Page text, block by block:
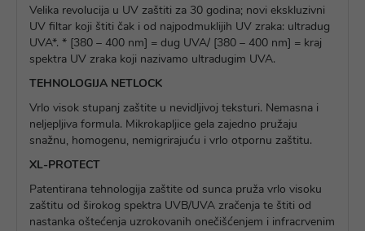
Velika revolucija u UV zaštiti za 30 godina; novi ekskluzivni
UV filtar koji štiti čak i od najpodmuklijih UV zraka: ultradug
UVA*. * [380 – 400 nm] = dug UVA/ [380 – 400 nm] = kraj
spektra UV zraka koji nazivamo ultradugim UVA.
TEHNOLOGIJA NETLOCK
Vrlo visok stupanj zaštite u nevidljivoj teksturi. Nemasna i
neljepljiva formula. Mikrokapljice gela zajedno pružaju
snažnu, homogenu, nemigrirajuću i vrlo otpornu zaštitu.
XL-PROTECT
Patentirana tehnologija zaštite od sunca pruža vrlo visoku
zaštitu od širokog spektra UVB/UVA zračenja te štiti od
nastanka oštećenja uzrokovanih onečišćenjem i infracrvenim